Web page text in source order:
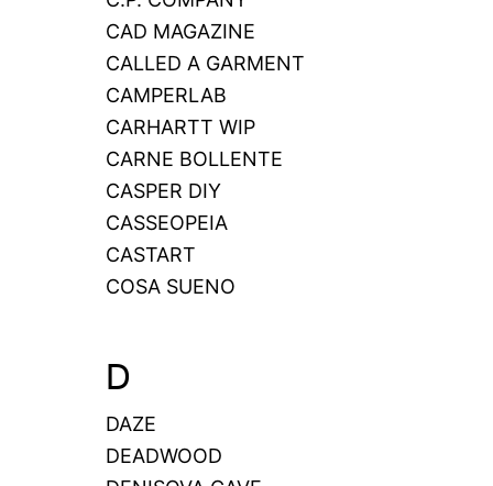
CAD MAGAZINE
CALLED A GARMENT
CAMPERLAB
CARHARTT WIP
CARNE BOLLENTE
CASPER DIY
CASSEOPEIA
CASTART
COSA SUENO
D
DAZE
DEADWOOD